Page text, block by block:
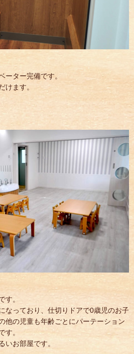
ーター完備です。
けます。
す。
なっており、仕切りドアで0歳児のお子
他の児童も年齢ごとにパーテーション
す。
いお部屋です。